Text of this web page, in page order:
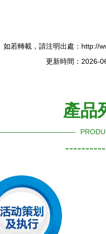
如若轉載，請注明出處：http://
更新時間：2026-
產品